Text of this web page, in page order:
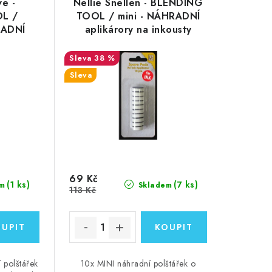
/
(1 ks)
polštářek
TOOL / mini - NÁHRADNÍ
aplikárory na inkousty
38 %
Sleva
Skladem (7 ks)
69 Kč
113 Kč
10x MINI náhradní polštářek o